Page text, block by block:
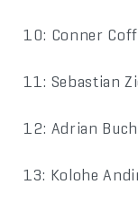
10: Conner
11: Sebastian
12: Adrian
13: Kolohe